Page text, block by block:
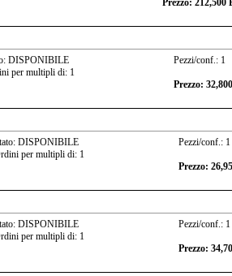
Prezzo: 212,500
DISPONIBILE
Pezzi/conf.: 1
per multipli di: 1
Prezzo:
DISPONIBILE
Pezzi/conf.: 1
per multipli di: 1
Prezzo:
DISPONIBILE
Pezzi/conf.: 1
per multipli di: 1
Prezzo: